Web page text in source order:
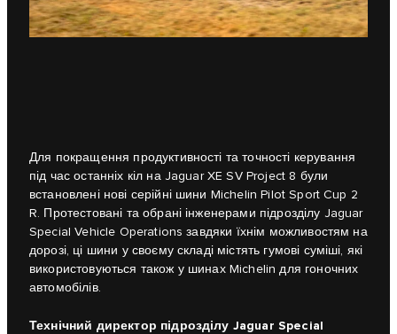
Для покращення продуктивності та точності керування
під час останніх кіл на Jaguar XE SV Project 8 були
встановлені нові серійні шини Michelin Pilot Sport Cup 2
R. Протестовані та обрані інженерами підрозділу Jaguar
Special Vehicle Operations завдяки їхнім можливостям на
дорозі, ці шини у своєму складі містять гумові суміші, які
використовуються також у шинах Michelin для гоночних
автомобілів.
Технічний директор підрозділу Jaguar Special